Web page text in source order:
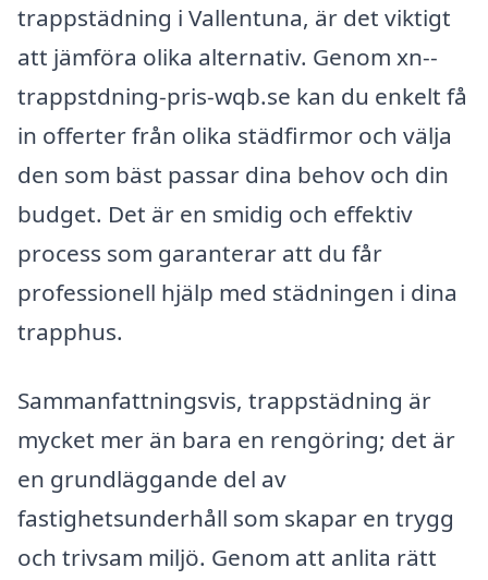
trappstädning i Vallentuna, är det viktigt
att jämföra olika alternativ. Genom xn--
trappstdning-pris-wqb.se kan du enkelt få
in offerter från olika städfirmor och välja
den som bäst passar dina behov och din
budget. Det är en smidig och effektiv
process som garanterar att du får
professionell hjälp med städningen i dina
trapphus.
Sammanfattningsvis, trappstädning är
mycket mer än bara en rengöring; det är
en grundläggande del av
fastighetsunderhåll som skapar en trygg
och trivsam miljö. Genom att anlita rätt